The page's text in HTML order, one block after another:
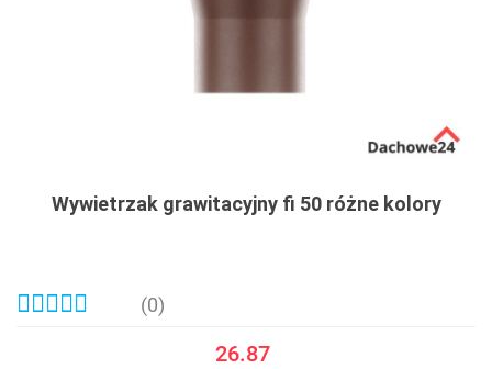
Wywietrzak grawitacyjny fi 50 różne kolory
(0)
26.87